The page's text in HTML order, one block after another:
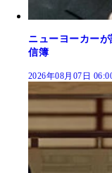
ニューヨーカー
信簿
2026年08月07日